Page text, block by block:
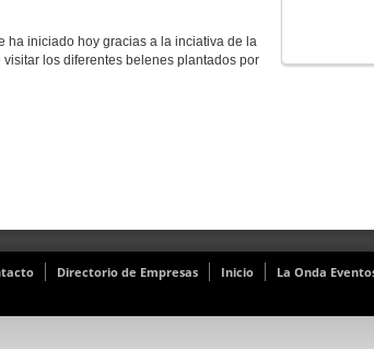
ha iniciado hoy gracias a la inciativa de la
los diferentes belenes plantados por
Directorio de Empresas Inicio La Onda